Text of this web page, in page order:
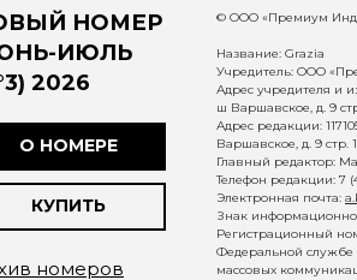
НОМЕР
ИЮЛЬ
2026
О НОМЕРЕ
КУПИТЬ
номеров
© ООО «Премиум
Название: Grazia
Учредитель: ООО
Адрес учредителя и
ш Варшавское, д. 9
Адрес редакции:
Варшавское, д. 9 стр. 1
Главный редактор:
Телефон редакции: 7
Электронная почта:
Знак
Регистрационный
Федеральной службе
массовых